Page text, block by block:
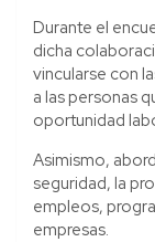
Durante el
dicha
vincularse con
a las personas
oportunidad
Asimismo,
seguridad, la
empleos,
empresas.